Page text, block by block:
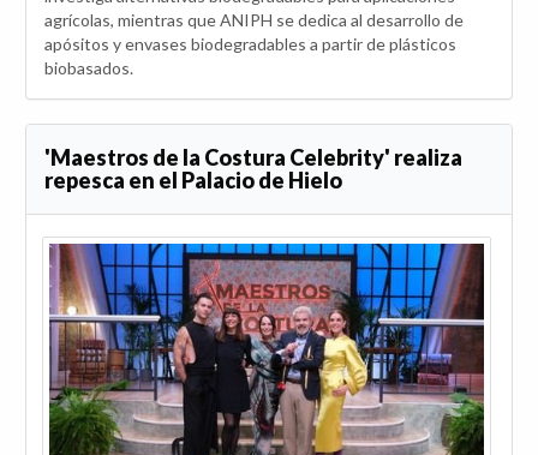
agrícolas, mientras que ANIPH se dedica al desarrollo de
apósitos y envases biodegradables a partir de plásticos
biobasados.
'Maestros de la Costura Celebrity' realiza
repesca en el Palacio de Hielo